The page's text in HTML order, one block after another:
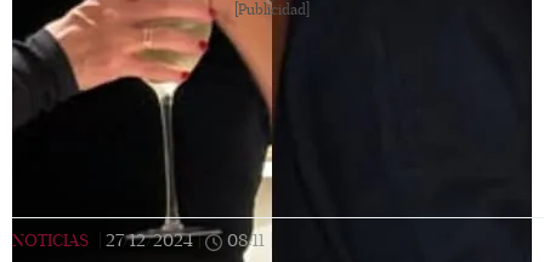
[Publicidad]
NOTICIAS 27/12/2024 | 08:11